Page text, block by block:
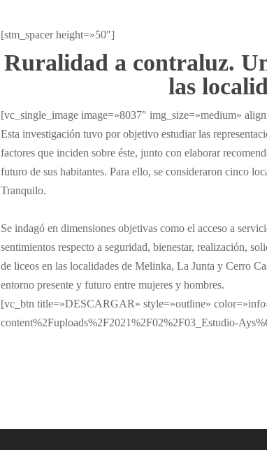
[stm_spacer height=»50″]
Ruralidad a contraluz.
las
[vc_single_image image=»8037″ img_size=»medium»
Esta investigación tuvo por objetivo estudiar las
factores que inciden sobre éste, junto con elaborar
futuro de sus habitantes. Para ello, se consideraron cinco
Tranquilo.
Se indagó en dimensiones objetivas como el acceso a
sentimientos respecto a seguridad, bienestar, realización,
de liceos en las localidades de Melinka, La Junta y Cerro
entorno presente y futuro entre mujeres y hombres.
[vc_btn title=»DESCARGAR» style=»outline»
content%2Fuploads%2F2021%2F02%2F03_Estudio-